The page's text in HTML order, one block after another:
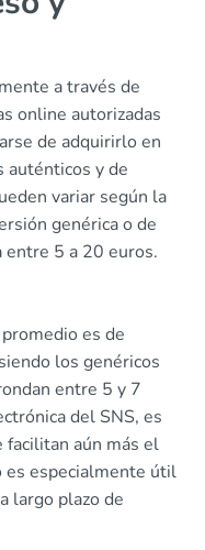
a través de
online autorizadas
de adquirirlo en
auténticos y de
variar según la
genérica o de
entre 5 a 20 euros.
es de
los genéricos
entre 5 y 7
del SNS, es
facilitan aún más el
es especialmente útil
largo plazo de